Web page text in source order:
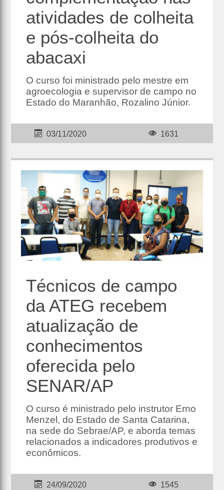
atividades de colheita
e pós-colheita do
abacaxi
O curso foi ministrado pelo mestre em
agroecologia e supervisor de campo no
Estado do Maranhão, Rozalino Júnior.
03/11/2020 1631
Técnicos de campo
da ATEG recebem
atualização de
conhecimentos
oferecida pelo
SENAR/AP
O curso é ministrado pelo instrutor Erno
Menzel, do Estado de Santa Catarina,
na sede do Sebrae/AP, e aborda temas
relacionados a indicadores produtivos e
econômicos.
24/09/2020 1545